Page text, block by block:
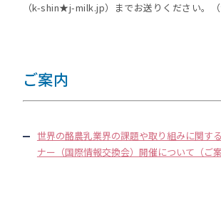
（k-shin★j-milk.jp）までお送りください。
ご案内
世界の酪農乳業界の課題や取り組みに関す
ナー（国際情報交換会）開催について（ご案